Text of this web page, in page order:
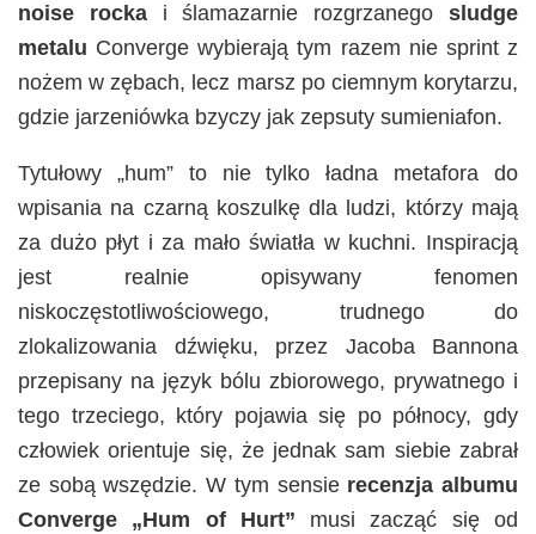
noise rockai ślamazarnie rozgrzanegosludge
metalu Converge wybierają tym razem nie sprint z
nożem w zębach, lecz marsz po ciemnym korytarzu,
gdzie jarzeniówka bzyczy jak zepsuty sumieniafon.
Tytułowy „hum” to nie tylko ładna metafora do
wpisania na czarną koszulkę dla ludzi, którzy mają
za dużo płyt i za mało światła w kuchni. Inspiracją
jest realnie opisywany fenomen
niskoczęstotliwościowego, trudnego do
zlokalizowania dźwięku, przez Jacoba Bannona
przepisany na język bólu zbiorowego, prywatnego i
tego trzeciego, który pojawia się po północy, gdy
człowiek orientuje się, że jednak sam siebie zabrał
ze sobą wszędzie. W tym sensie recenzja albumu
Converge „Hum of Hurt” musi zacząć się od